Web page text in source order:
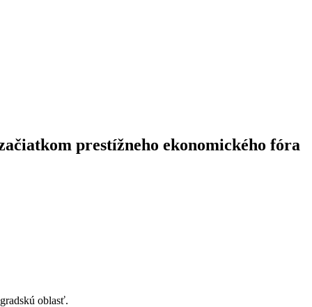
prestížneho ekonomického fóra
oblasť.